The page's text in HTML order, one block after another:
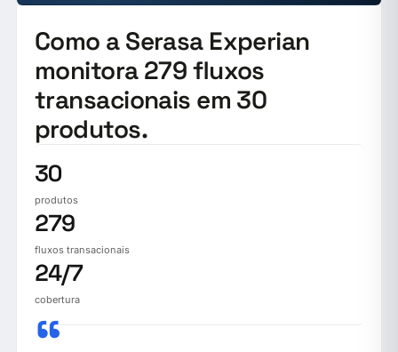
Como a Serasa Experian
monitora 279 fluxos
transacionais em 30
produtos.
30
produtos
279
fluxos transacionais
24/7
cobertura